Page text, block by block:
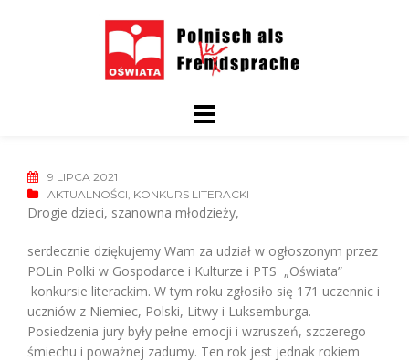
9 LIPCA 2021
AKTUALNOŚCI, KONKURS LITERACKI
Drogie dzieci, szanowna młodzieży,
serdecznie dziękujemy Wam za udział w ogłoszonym przez
POLin Polki w Gospodarce i Kulturze i PTS „Oświata”
konkursie literackim. W tym roku zgłosiło się 171 uczennic i
uczniów z Niemiec, Polski, Litwy i Luksemburga.
Posiedzenia jury były pełne emocji i wzruszeń, szczerego
śmiechu i poważnej zadumy. Ten rok jest jednak rokiem